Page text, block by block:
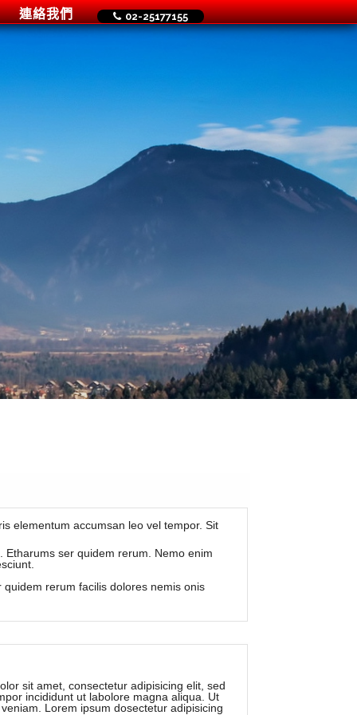
02-25177155
連絡我們
elementum accumsan leo vel tempor. Sit
ser quidem rerum. Nemo enim
rerum facilis dolores nemis onis
sit amet, consectetur adipisicing elit, sed
incididunt ut labolore magna aliqua. Ut
Lorem ipsum dosectetur adipisicing